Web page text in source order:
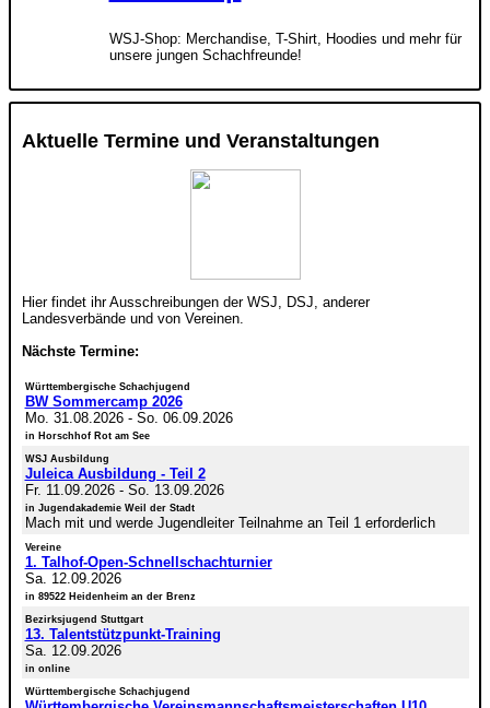
WSJ-Shop: Merchandise, T-Shirt, Hoodies und mehr für
unsere jungen Schachfreunde!
Aktuelle Termine und Veranstaltungen
Hier findet ihr Ausschreibungen der WSJ, DSJ, anderer
Landesverbände und von Vereinen.
Nächste Termine:
Württembergische Schachjugend
BW Sommercamp 2026
Mo. 31.08.2026- So. 06.09.2026
in Horschhof Rot am See
WSJ Ausbildung
Juleica Ausbildung - Teil 2
Fr. 11.09.2026- So. 13.09.2026
in Jugendakademie Weil der Stadt
Mach mit und werde Jugendleiter Teilnahme an Teil 1 erforderlich
Vereine
1. Talhof-Open-Schnellschachturnier
Sa. 12.09.2026
in 89522 Heidenheim an der Brenz
Bezirksjugend Stuttgart
13. Talentstützpunkt-Training
Sa. 12.09.2026
in online
Württembergische Schachjugend